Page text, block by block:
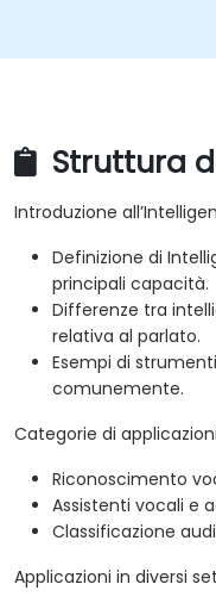
Struttura
Introduzione
Definizione di
principali capacità.
Differenze tra
relativa al parlato.
Esempi di
comunemente.
Categorie di applicazioni
Riconoscimento
Assistenti vocali e
Classificazione
Applicazioni in diversi